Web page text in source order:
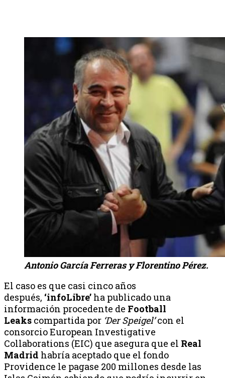
Antonio García Ferreras y Florentino Pérez.
El caso es que casi cinco años
después, ‘infoLibre’ ha publicado una
información procedente de Football
Leaks compartida por ‘Der Speigel’con el
consorcio European Investigative
Collaborations (EIC) que asegura que el Real
Madrid habría aceptado que el fondo
Providence le pagase 200 millones desde las